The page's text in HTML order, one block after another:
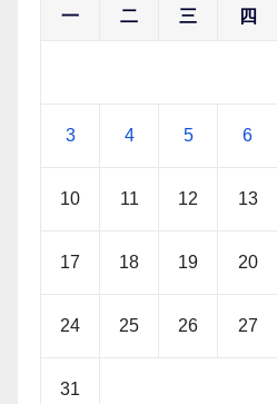
一 二 三 四
3 4 5 6
10 11 12 13
17 18 19 20
24 25 26 27
31